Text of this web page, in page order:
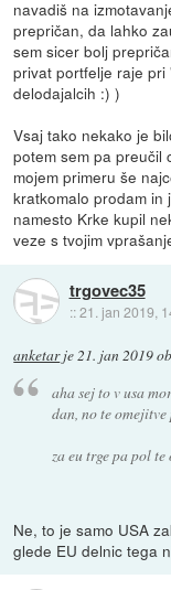
navadiš na
prepričan, da lahko
sem sicer bolj
privat portfelje raje pri
delodajalcih :) )
Vsaj tako nekako je
potem sem pa preučil
mojem primeru še
kratkomalo prodam in
namesto Krke kupil
veze s tvojim
trgovec35
::21. jan 2019,
anketarje21. jan 2019
aha sej to v usa
dan, no te
za eu trge pa pol
Ne, to je samo USA
glede EU delnic tega